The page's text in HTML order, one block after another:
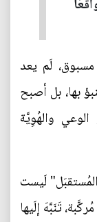
لَم يعد
بها، بل أصبح
والهُوِيَّة
لَيست
تَنَبَّهَ إلَيها